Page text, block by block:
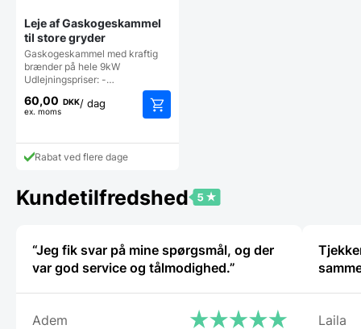
Leje af Gaskogeskammel
til store gryder
Gaskogeskammel med kraftig
brænder på hele 9kW
Udlejningspriser: -…
60,00 DKK
ex. moms
/ dag
Rabat ved flere dage
Kundetilfredshed
“Jeg fik svar på mine spørgsmål, og der
var god service og tålmodighed.”
Adem Laila